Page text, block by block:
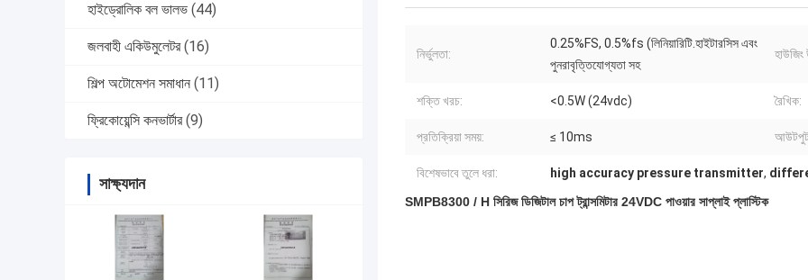
হাইড্রোলিক বল ভালভ (44)
জলবাহী একিউমুলেটর (16)
শিল্প অটোমেশন সমাধান (11)
ফ্রিকোয়েন্সি কনভার্টার (9)
সাক্ষ্যদান
নির্ভুলতা:
0.25%FS, 0.5%fs (লিনিয়ারিটি.হাইটারসিস এবং
পুনরাবৃত্তিযোগ্যতা সহ
হাউজিং
শক্তি খরচ: <0.5W (24vdc) রৈখিক:
প্রতিক্রিয়া সময়: ≤ 10ms
বিশেষভাবে তুলে ধরা: high accuracy pressure transmitter,
SMPB8300 / H সিরিজ ডিজিটাল চাপ ট্রান্সমিটার 24VDC পাওয়ার সাপ্লাই প্লাস্টিক